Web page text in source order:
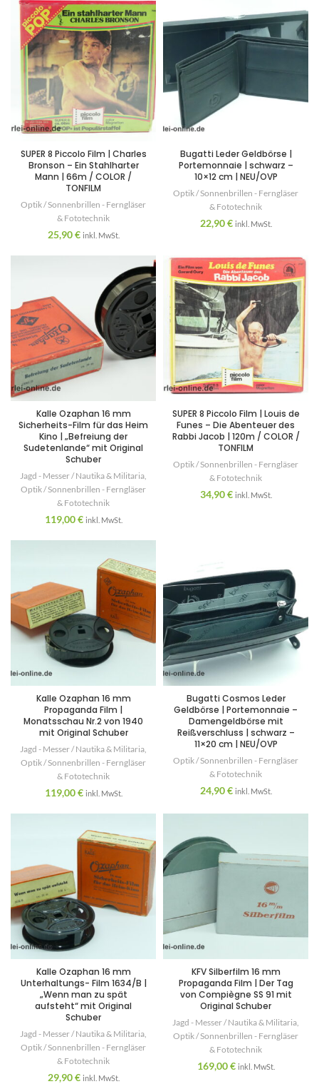
SUPER 8 Piccolo Film | Charles
Bronson – Ein Stahlharter
Mann | 66m / COLOR /
TONFILM
Optik / Sonnenbrillen - Ferngläser
& Fototechnik
25,90€ inkl. MwSt.
Bugatti Leder Geldbörse |
Portemonnaie | schwarz –
10×12 cm | NEU/OVP
Optik / Sonnenbrillen - Ferngläser
& Fototechnik
22,90€ inkl. MwSt.
Kalle Ozaphan 16 mm
Sicherheits-Film für das Heim
Kino | „Befreiung der
Sudetenlande“ mit Original
Schuber
Jagd - Messer / Nautika & Militaria
Optik / Sonnenbrillen - Ferngläser
& Fototechnik
119,00€ inkl. MwSt.
SUPER 8 Piccolo Film | Louis de
Funes – Die Abenteuer des
Rabbi Jacob | 120m / COLOR /
TONFILM
Optik / Sonnenbrillen - Ferngläser
& Fototechnik
34,90€ inkl. MwSt.
Kalle Ozaphan 16 mm
Propaganda Film |
Monatsschau Nr.2 von 1940
mit Original Schuber
Jagd - Messer / Nautika & Militaria
Optik / Sonnenbrillen - Ferngläser
& Fototechnik
119,00€ inkl. MwSt.
Bugatti Cosmos Leder
Geldbörse | Portemonnaie –
Damengeldbörse mit
Reißverschluss | schwarz –
11×20 cm | NEU/OVP
Optik / Sonnenbrillen - Ferngläser
& Fototechnik
24,90€ inkl. MwSt.
Kalle Ozaphan 16 mm
Unterhaltungs- Film 1634/B |
„Wenn man zu spät
aufsteht“ mit Original
Schuber
Jagd - Messer / Nautika & Militaria
Optik / Sonnenbrillen - Ferngläser
& Fototechnik
29,90€ inkl. MwSt.
KFV Silberfilm 16 mm
Propaganda Film | Der Tag
von Compiègne SS 91 mit
Original Schuber
Jagd - Messer / Nautika & Militaria
Optik / Sonnenbrillen - Ferngläser
& Fototechnik
169,00€ inkl. MwSt.